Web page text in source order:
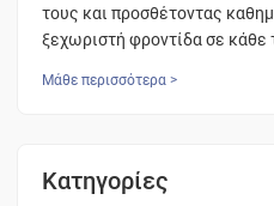
τους και προσθέτοντας
ξεχωριστή φροντίδα σε κάθε
Μάθε περισσότερα >
Κατηγορίες